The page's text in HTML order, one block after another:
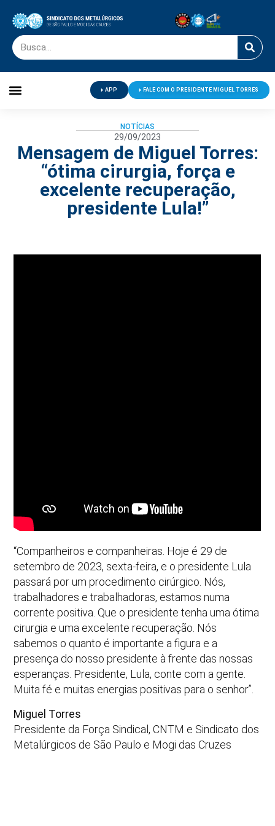
APP FALE COM O PRESIDENTE MIGUEL TORRES
NOTÍCIAS
29/09/2023
Mensagem de Miguel Torres:
“ótima cirurgia, força e
excelente recuperação,
presidente Lula!”
“Companheiros e companheiras. Hoje é 29 de
setembro de 2023, sexta-feira, e o presidente Lula
passará por um procedimento cirúrgico. Nós,
trabalhadores e trabalhadoras, estamos numa
corrente positiva. Que o presidente tenha uma ótima
cirurgia e uma excelente recuperação. Nós
sabemos o quanto é importante a figura e a
presença do nosso presidente à frente das nossas
esperanças. Presidente, Lula, conte com a gente.
Muita fé e muitas energias positivas para o senhor”.
Miguel Torres
Presidente da Força Sindical, CNTM e Sindicato dos
Metalúrgicos de São Paulo e Mogi das Cruzes